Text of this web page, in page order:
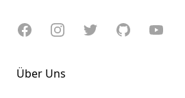
FacebookInstagramTwitterGitHubYouTube
Über Uns